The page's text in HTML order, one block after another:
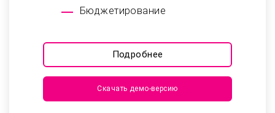
Бюджетирование
Подробнее
Скачать демо-версию